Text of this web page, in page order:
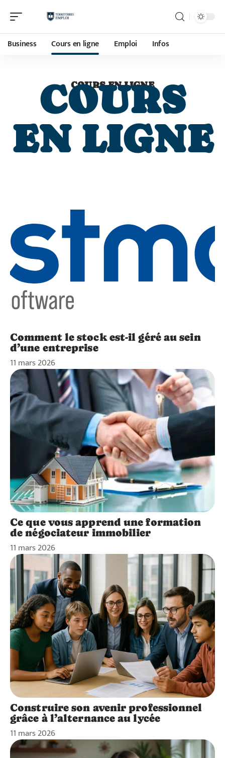
Business Cours en ligne Emploi Infos
COURS EN LIGNE
COURS
EN LIGNE
Comment le stock est-il géré au sein
d’une entreprise
11 mars 2026
Ce que vous apprend une formation
de négociateur immobilier
11 mars 2026
Construire son avenir professionnel
grâce à l’alternance au lycée
11 mars 2026